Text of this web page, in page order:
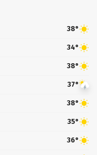
38°
34°
38°
37°
38°
35°
36°